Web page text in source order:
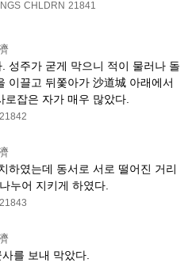
CHLDRN 21841
성주가 굳게 막으니 적이 물러나 돌
이끌고 뒤쫓아가 沙道城 아래에서
로잡은 자가 매우 많았다.
21842
하였는데 동서로 서로 떨어진 거리
누어 지키게 하였다.
21843
를 보내 막았다.